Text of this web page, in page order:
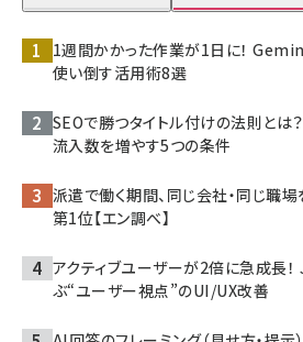
1週間かかった作業が1日に！
使い倒す活用術8選
SEOで勝つタイトル付けの法則とは
流入数を増やす5つの条件
派遣で働く期間、同じ会社・同じ職
第1位【エン調べ】
アクティブユーザーが2倍に急成長！
ぶ“ユーザー視点”のUI/UX改善